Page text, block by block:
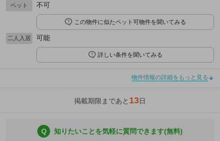
ペット 不可
この物件に似たペット可物件を聞いてみる
二人入居 可能
詳しい条件を聞いてみる
物件情報の詳細をもっと見る
掲載期限まであと 13日
Q 知りたいことを気軽に質問できます(無料)